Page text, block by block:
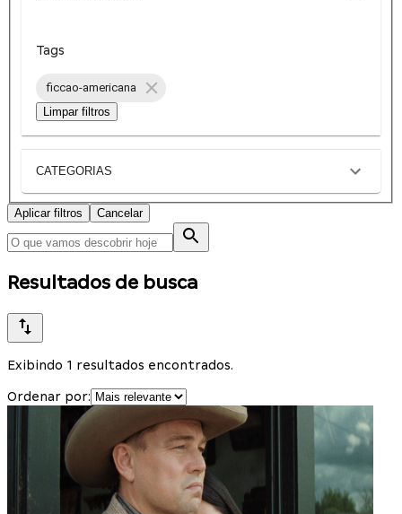
Tags
ficcao-americana
Limpar filtros
CATEGORIAS
Aplicar filtros Cancelar
Resultados de busca
Exibindo 1 resultados encontrados.
Ordenar por: